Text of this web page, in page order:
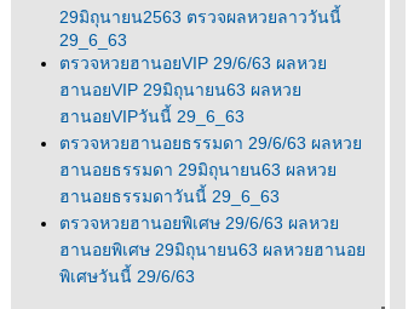
29มิถุนายน2563 ตรวจผลหวยลาววันนี้
29_6_63
ตรวจหวยฮานอยVIP 29/6/63 ผลหว
ฮานอยVIP 29มิถุนายน63 ผลหว
ฮานอยVIPวันนี้ 29_6_63
ตรวจหวยฮานอยธรรมดา 29/6/63 ผลหว
ฮานอยธรรมดา 29มิถุนายน63 ผลหว
ฮานอยธรรมดาวันนี้ 29_6_63
ตรวจหวยฮานอยพิเศษ 29/6/63 ผลหว
ฮานอยพิเศษ 29มิถุนายน63 ผลหวยฮานอ
พิเศษวันนี้ 29/6/63